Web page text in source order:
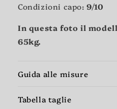
Condizioni capo: 9/10
In questa foto il
65kg.
Guida alle misure
Tabella taglie